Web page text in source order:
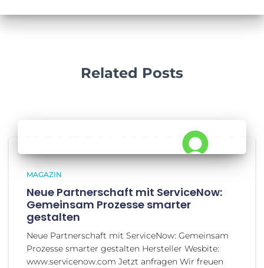
Related Posts
MAGAZIN
Neue Partnerschaft mit ServiceNow:
Gemeinsam Prozesse smarter
gestalten
Neue Partnerschaft mit ServiceNow: Gemeinsam
Prozesse smarter gestalten Hersteller Wesbite:
www.servicenow.com Jetzt anfragen Wir freuen